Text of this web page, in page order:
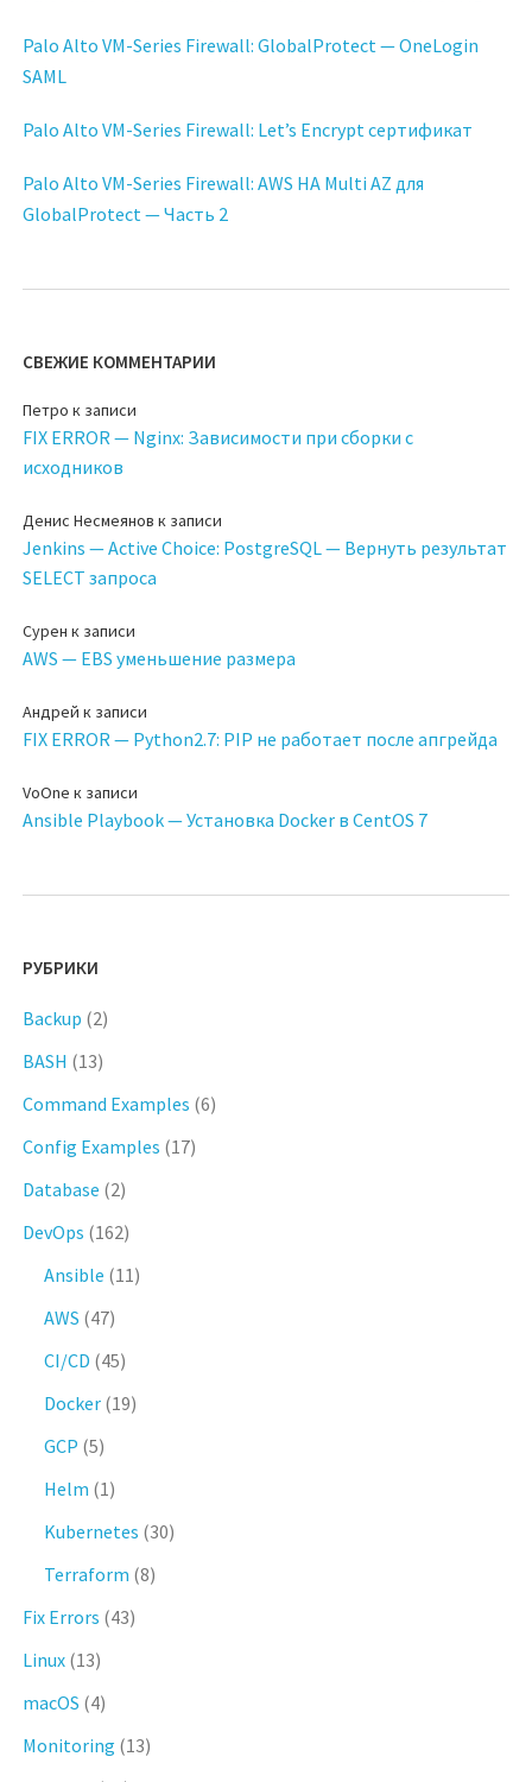
Palo Alto VM-Series Firewall: GlobalProtect — OneLogin
SAML
Palo Alto VM-Series Firewall: Let’s Encrypt сертификат
Palo Alto VM-Series Firewall: AWS HA Multi AZ для
GlobalProtect — Часть 2
СВЕЖИЕ КОММЕНТАРИИ
Петро к записи
FIX ERROR — Nginx: Зависимости при сборки с
исходников
Денис Несмеянов к записи
Jenkins — Active Choice: PostgreSQL — Вернуть результат
SELECT запроса
Сурен к записи
AWS — EBS уменьшение размера
Андрей к записи
FIX ERROR — Python2.7: PIP не работает после апгрейда
VoOne к записи
Ansible Playbook — Установка Docker в CentOS 7
РУБРИКИ
Backup (2)
BASH (13)
Command Examples (6)
Config Examples (17)
Database (2)
DevOps (162)
Ansible (11)
AWS (47)
CI/CD (45)
Docker (19)
GCP (5)
Helm (1)
Kubernetes (30)
Terraform (8)
Fix Errors (43)
Linux (13)
macOS (4)
Monitoring (13)